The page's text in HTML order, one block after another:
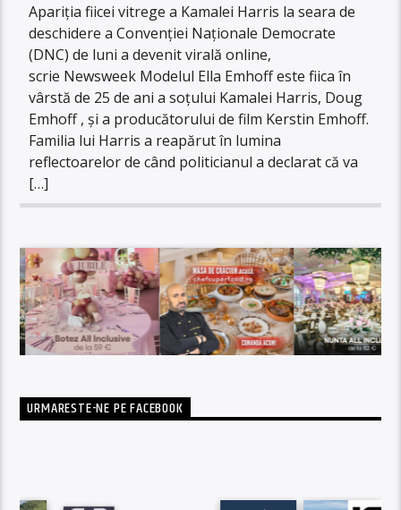
Apariția fiicei vitrege a Kamalei Harris la seara de
deschidere a Convenției Naționale Democrate
(DNC) de luni a devenit virală online,
scrie Newsweek Modelul Ella Emhoff este fiica în
vârstă de 25 de ani a soțului Kamalei Harris, Doug
Emhoff , și a producătorului de film Kerstin Emhoff.
Familia lui Harris a reapărut în lumina
reflectoarelor de când politicianul a declarat că va
[…]
URMARESTE-NE PE FACEBOOK